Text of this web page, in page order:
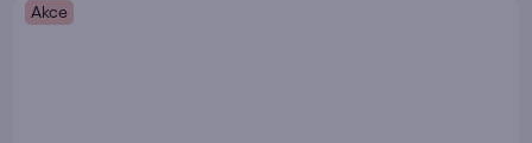
Akce